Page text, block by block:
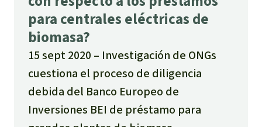
para centrales eléctricas de
biomasa?
15 sept 2020
Investigación de ONGs
cuestiona el proceso de diligencia
debida del Banco Europeo de
Inversiones BEI de préstamo para